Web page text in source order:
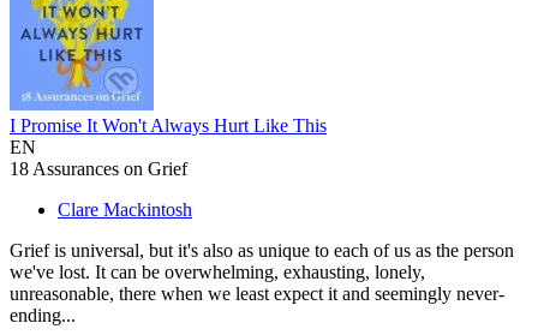
I Promise It Won't Always Hurt Like This
EN
18 Assurances on Grief
Clare Mackintosh
Grief is universal, but it's also as unique to each of us as the person
we've lost. It can be overwhelming, exhausting, lonely,
unreasonable, there when we least expect it and seemingly never-
ending...